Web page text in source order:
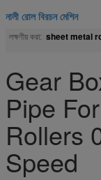
নালী রোল বিরচন মেশিন
লক্ষণীয় করা: sheet metal
Gear
Pipe
Rollers
Speed